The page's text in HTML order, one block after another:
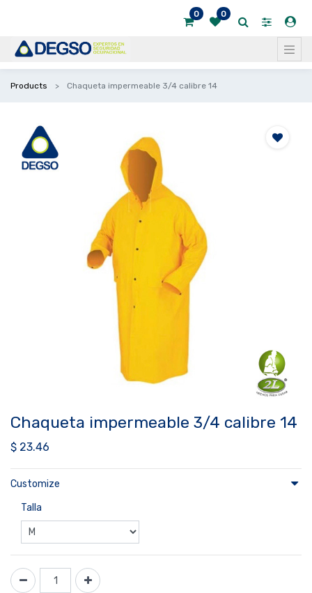
0 0
Products Chaqueta impermeable 3/4 calibre 14
Chaqueta impermeable 3/4 calibre 14
$ 23.46
Customize
Talla